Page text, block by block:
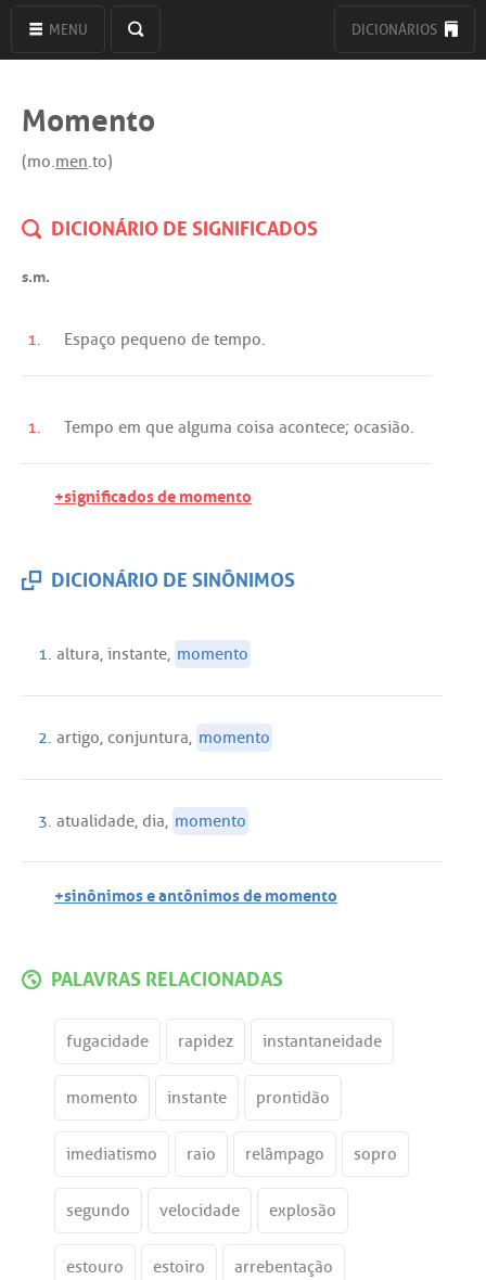
MENU DICIONÁRIOS
Momento
(mo.men.to)
DICIONÁRIO DE SIGNIFICADOS
s.m.
1. Espaço pequeno de tempo.
1. Tempo em que alguma coisa acontece; ocasião.
+significados de momento
DICIONÁRIO DE SINÔNIMOS
1. altura, instante, momento
2. artigo, conjuntura, momento
3. atualidade, dia, momento
+sinônimos e antônimos de momento
PALAVRAS RELACIONADAS
fugacidade rapidez instantaneidade
momento instante prontidão
imediatismo raio relâmpago sopro
segundo velocidade explosão
estouro estoiro arrebentação